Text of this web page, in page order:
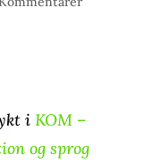
i KOM –
og sprog